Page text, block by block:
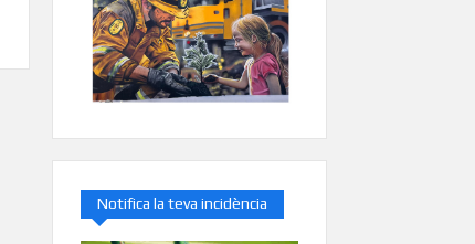
Notifica la teva incidència